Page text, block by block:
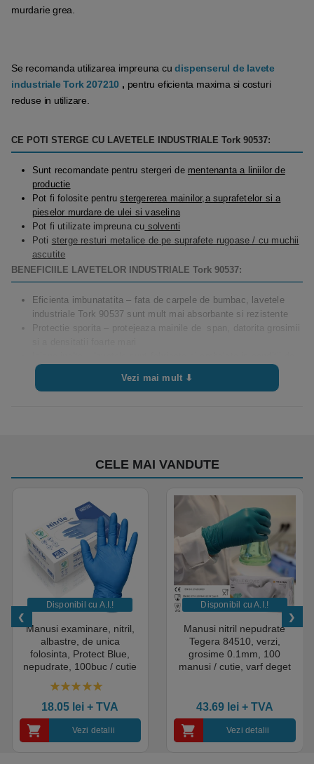
murdarie grea.
Se recomanda utilizarea impreuna cudispenserul de lavete
industriale Tork 207210 , pentru eficienta maxima si costuri
reduse in utilizare.
CE POTI STERGE CU LAVETELE INDUSTRIALE Tork 90537:
Sunt recomandate pentru stergeri de mentenanta a liniilor de
productie
Pot fi folosite pentrustergererea mainilor,a suprafetelor si a
pieselor murdare de ulei si vaselina
Pot fi utilizate impreuna cu solventi
Poti sterge resturi metalice de pe suprafete rugoase / cu muchii
ascutite
BENEFICIILE LAVETELOR INDUSTRIALE Tork 90537:
Eficienta imbunatatita – fata de carpele de bumbac, lavetele
industriale Tork 90537 sunt mult mai absorbante si rezistente
Protectie sporita – protejeaza mainile de span, datorita grosimii
igiena maxima
Datorita structurii constituite din „retea de ochiuri”, retin murdaria
Vezi mai mult ⬇
CELE MAI VANDUTE
Disponibil cu A.I.​!
Manusi examinare, nitril,
albastre, de unica
folosinta, Protect Blue,
nepudrate, 100buc / cutie
saloane si domeniul
industrial, calitate premium
18.05 lei + TVA
Vezi detalii
Disponibil cu A.I.​!
Manusi nitril nepudrate
Tegera 84510, verzi,
grosime 0.1mm, 100
manusi / cutie, varf deget
43.69 lei+ TVA
Vezi detalii